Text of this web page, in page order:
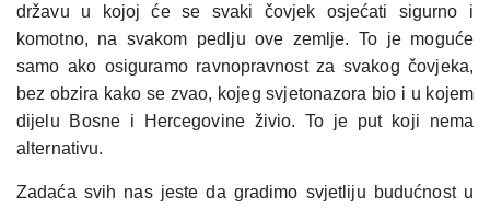
državu u kojoj će se svaki čovjek osjećati sigurno i
komotno, na svakom pedlju ove zemlje. To je moguće
samo ako osiguramo ravnopravnost za svakog čovjeka,
bez obzira kako se zvao, kojeg svjetonazora bio i u kojem
dijelu Bosne i Hercegovine živio. To je put koji nema
alternativu.
Zadaća svih nas jeste da gradimo svjetliju budućnost u